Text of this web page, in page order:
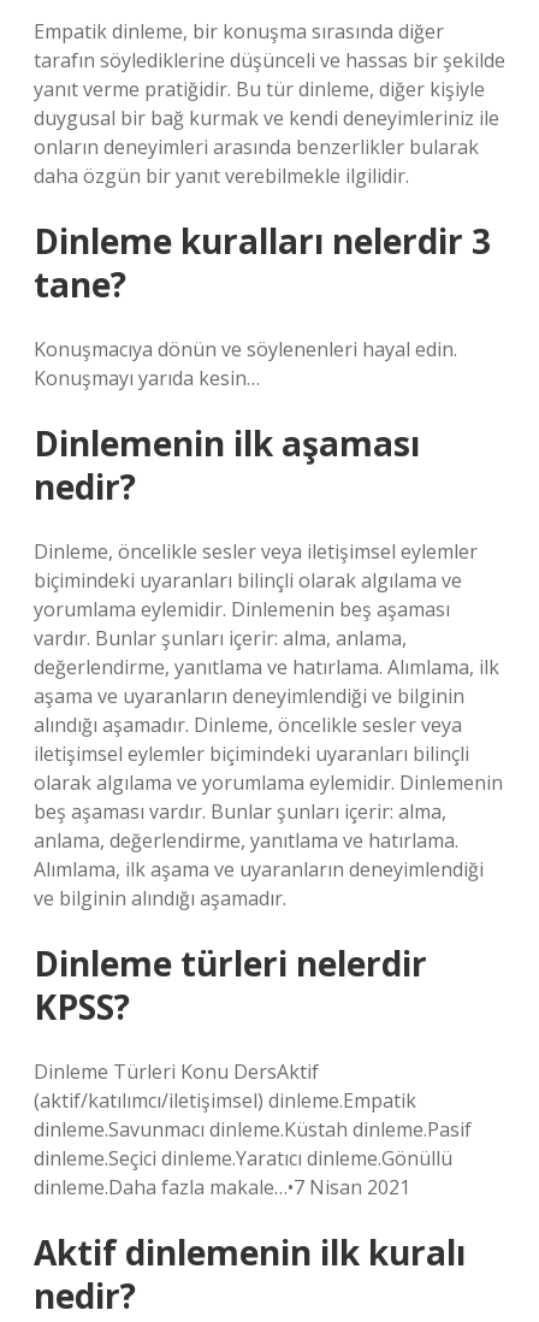
Empatik dinleme, bir konuşma sırasında diğer
tarafın söylediklerine düşünceli ve hassas bir şekilde
yanıt verme pratiğidir. Bu tür dinleme, diğer kişiyle
duygusal bir bağ kurmak ve kendi deneyimleriniz ile
onların deneyimleri arasında benzerlikler bularak
daha özgün bir yanıt verebilmekle ilgilidir.
Dinleme kuralları nelerdir 3
tane?
Konuşmacıya dönün ve söylenenleri hayal edin.
Konuşmayı yarıda kesin…
Dinlemenin ilk aşaması
nedir?
Dinleme, öncelikle sesler veya iletişimsel eylemler
biçimindeki uyaranları bilinçli olarak algılama ve
yorumlama eylemidir. Dinlemenin beş aşaması
vardır. Bunlar şunları içerir: alma, anlama,
değerlendirme, yanıtlama ve hatırlama. Alımlama, ilk
aşama ve uyaranların deneyimlendiği ve bilginin
alındığı aşamadır. Dinleme, öncelikle sesler veya
iletişimsel eylemler biçimindeki uyaranları bilinçli
olarak algılama ve yorumlama eylemidir. Dinlemenin
beş aşaması vardır. Bunlar şunları içerir: alma,
anlama, değerlendirme, yanıtlama ve hatırlama.
Alımlama, ilk aşama ve uyaranların deneyimlendiği
ve bilginin alındığı aşamadır.
Dinleme türleri nelerdir
KPSS?
Dinleme Türleri Konu DersAktif
(aktif/katılımcı/iletişimsel) dinleme.Empatik
dinleme.Savunmacı dinleme.Küstah dinleme.Pasif
dinleme.Seçici dinleme.Yaratıcı dinleme.Gönüllü
dinleme.Daha fazla makale…•7 Nisan 2021
Aktif dinlemenin ilk kuralı
nedir?